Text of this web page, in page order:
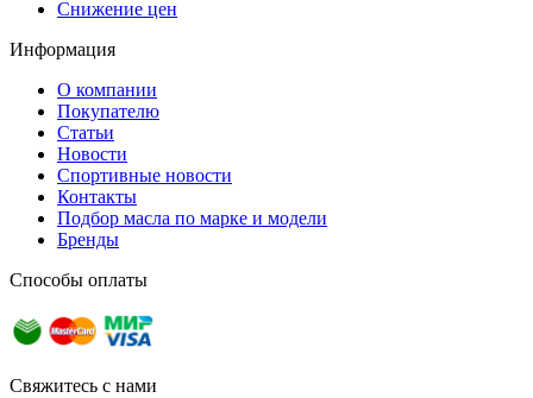
Снижение цен
Информация
О компании
Покупателю
Статьи
Новости
Спортивные новости
Контакты
Подбор масла по марке и модели
Бренды
Способы оплаты
Свяжитесь с нами